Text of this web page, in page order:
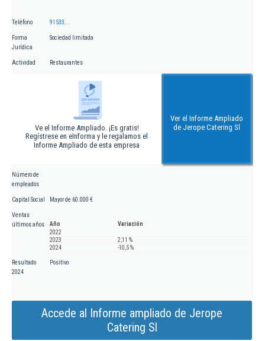
Teléfono 91533...
Forma
Jurídica
Sociedad limitada
Actividad Restaurantes
Ve el Informe Ampliado. ¡Es gratis!
Regístrese en eInforma y le regalamos el
Informe Ampliado de esta empresa
Ver el Informe Ampliado
de Jerope Catering Sl
Número de
empleados
Capital Social Mayor de 60.000 €
Ventas
últimos años
Año
Variación
2022
2023
2,11 %
2024
-10,5 %
Resultado
2024
Positivo
Accede al Informe ampliado de Jerope
Catering Sl